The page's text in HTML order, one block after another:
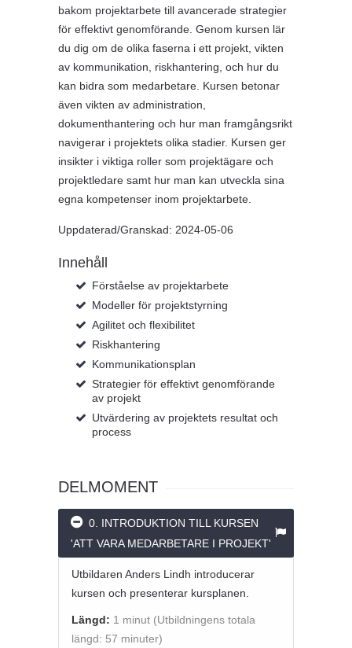
bakom projektarbete till avancerade strategier
för effektivt genomförande. Genom kursen lär
du dig om de olika faserna i ett projekt, vikten
av kommunikation, riskhantering, och hur du
kan bidra som medarbetare. Kursen betonar
även vikten av administration,
dokumenthantering och hur man framgångsrikt
navigerar i projektets olika stadier. Kursen ger
insikter i viktiga roller som projektägare och
projektledare samt hur man kan utveckla sina
egna kompetenser inom projektarbete.
Uppdaterad/Granskad: 2024-05-06
Innehåll
Förståelse av projektarbete
Modeller för projektstyrning
Agilitet och flexibilitet
Riskhantering
Kommunikationsplan
Strategier för effektivt genomförande
av projekt
Utvärdering av projektets resultat och
process
DELMOMENT
0. INTRODUKTION TILL KURSEN
'ATT VARA MEDARBETARE I PROJEKT'
Utbildaren Anders Lindh introducerar
kursen och presenterar kursplanen.
Längd: 1 minut (Utbildningens totala
längd: 57 minuter)